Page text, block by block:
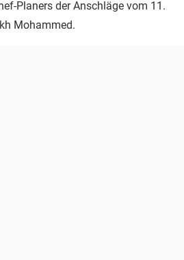
Planers der Anschläge vom 11.
Mohammed.